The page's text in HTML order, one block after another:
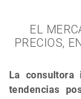
EL
PRECIOS,
La consultora
tendencias